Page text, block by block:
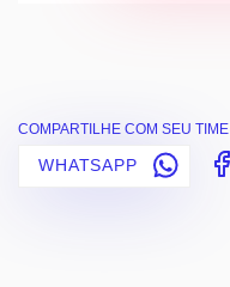
COMPARTILHE COM SEU TIME
WHATSAPP